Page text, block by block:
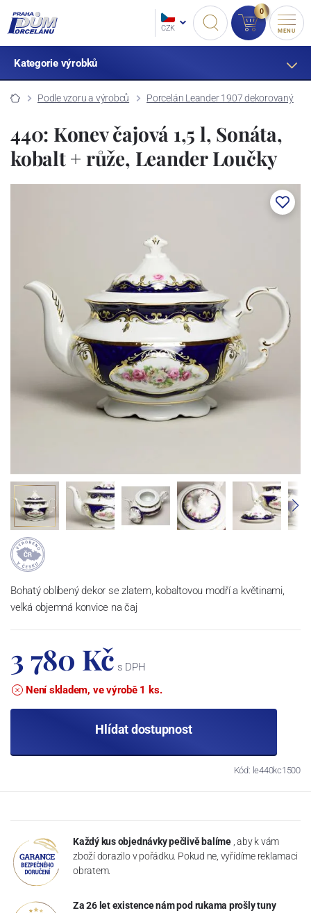
CZK
0
MENU
Kategorie výrobků
Podle vzoru a výrobců Porcelán Leander 1907 dekorovaný
440: Konev čajová 1,5 l, Sonáta,
kobalt + růže, Leander Loučky
Bohatý oblíbený dekor se zlatem, kobaltovou modří a květinami,
velká objemná konvice na čaj
3 780 Kč s DPH
Není skladem, ve výrobě 1 ks.
Hlídat dostupnost
Kód: le440kc1500
Každý kus objednávky pečlivě balíme , aby k vám
zboží dorazilo v pořádku. Pokud ne, vyřídíme reklamaci
obratem.
Za 26 let existence nám pod rukama prošly tuny